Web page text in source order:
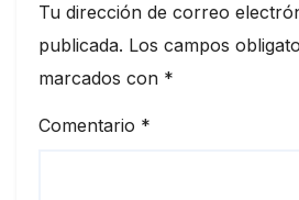
Tu dirección de correo
publicada. Los campos
marcados con *
Comentario *